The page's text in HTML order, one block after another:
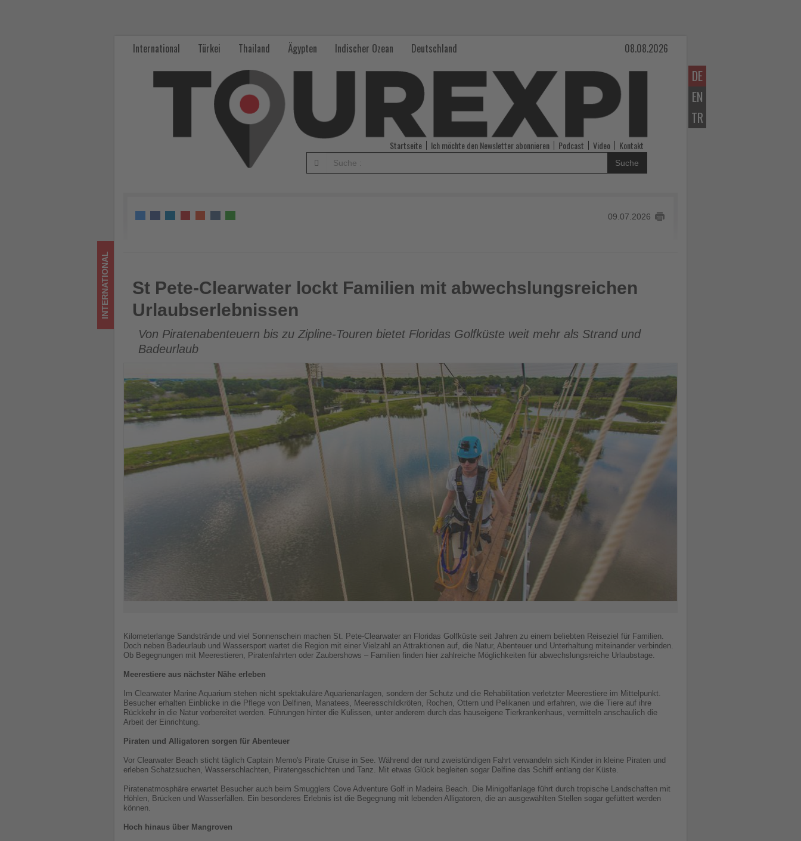
DE
EN
TR
International Türkei Thailand Ägypten Indischer Ozean Deutschland 08.08.2026
Startseite Ich möchte den Newsletter abonnieren Podcast Video Kontakt
Suche
09.07.2026
St Pete-Clearwater lockt Familien mit abwechslungsreichen Urlaubserlebnissen
INTERNATIONAL
St Pete-Clearwater lockt Familien mit abwechslungsreichen
Urlaubserlebnissen
Von Piratenabenteuern bis zu Zipline-Touren bietet Floridas Golfküste weit mehr als Strand und
Badeurlaub
Kilometerlange Sandstrände und viel Sonnenschein machen St. Pete-Clearwater an Floridas Golfküste seit Jahren zu einem beliebten Reiseziel für Familien.
Doch neben Badeurlaub und Wassersport wartet die Region mit einer Vielzahl an Attraktionen auf, die Natur, Abenteuer und Unterhaltung miteinander verbinden.
Ob Begegnungen mit Meerestieren, Piratenfahrten oder Zaubershows – Familien finden hier zahlreiche Möglichkeiten für abwechslungsreiche Urlaubstage.
Meerestiere aus nächster Nähe erleben
Im Clearwater Marine Aquarium stehen nicht spektakuläre Aquarienanlagen, sondern der Schutz und die Rehabilitation verletzter Meerestiere im Mittelpunkt.
Besucher erhalten Einblicke in die Pflege von Delfinen, Manatees, Meeresschildkröten, Rochen, Ottern und Pelikanen und erfahren, wie die Tiere auf ihre
Rückkehr in die Natur vorbereitet werden. Führungen hinter die Kulissen, unter anderem durch das hauseigene Tierkrankenhaus, vermitteln anschaulich die
Arbeit der Einrichtung.
Piraten und Alligatoren sorgen für Abenteuer
Vor Clearwater Beach sticht täglich Captain Memo's Pirate Cruise in See. Während der rund zweistündigen Fahrt verwandeln sich Kinder in kleine Piraten und
erleben Schatzsuchen, Wasserschlachten, Piratengeschichten und Tanz. Mit etwas Glück begleiten sogar Delfine das Schiff entlang der Küste.
Piratenatmosphäre erwartet Besucher auch beim Smugglers Cove Adventure Golf in Madeira Beach. Die Minigolfanlage führt durch tropische Landschaften mit
Höhlen, Brücken und Wasserfällen. Ein besonderes Erlebnis ist die Begegnung mit lebenden Alligatoren, die an ausgewählten Stellen sogar gefüttert werden
können.
Hoch hinaus über Mangroven